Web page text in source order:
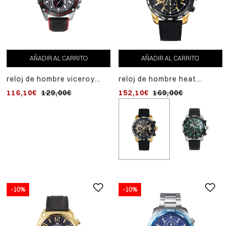
AÑADIR AL CARRITO
reloj de hombre viceroy
correa de piel
116,10€ 129,00€
AÑADIR AL CARRITO
reloj de hombre heat
dorado y correa de silicona
152,10€ 169,00€
-10% -10%